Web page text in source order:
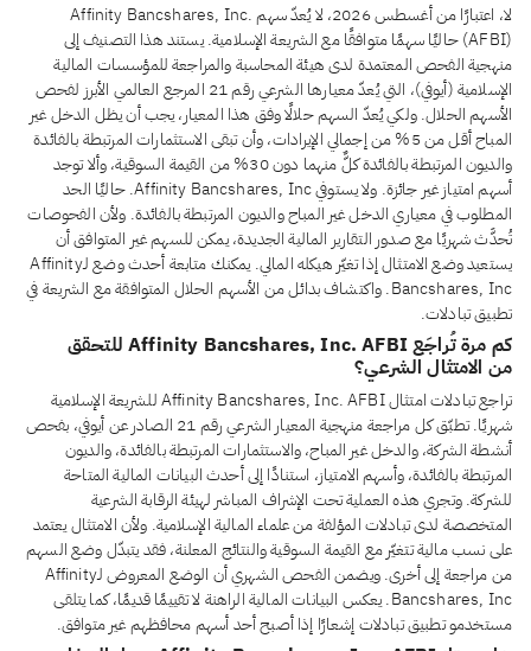
لا، اعتبارًا من أغسطس 2026، لا يُعدّ سهم Affinity Bancshares, Inc.
(AFBI) حاليًا سهمًا متوافقًا مع الشريعة الإسلامية. يستند هذا التصنيف إلى
منهجية الفحص المعتمدة لدى هيئة المحاسبة والمراجعة للمؤسسات المالية
الإسلامية (أيوفي)، التي يُعدّ معيارها الشرعي رقم 21 المرجع العالمي الأبرز لفحص
الأسهم الحلال. ولكي يُعدّ السهم حلالًا وفق هذا المعيار، يجب أن يظل الدخل غير
المباح أقل من 5% من إجمالي الإيرادات، وأن تبقى الاستثمارات المرتبطة بالفائدة
والديون المرتبطة بالفائدة كلٌّ منهما دون 30% من القيمة السوقية، وألا توجد
أسهم امتياز غير جائزة. ولا يستوفي Affinity Bancshares, Inc. حاليًا الحد
المطلوب في معياري الدخل غير المباح والديون المرتبطة بالفائدة. ولأن الفحوصات
تُحدَّث شهريًا مع صدور التقارير المالية الجديدة، يمكن للسهم غير المتوافق أن
يستعيد وضع الامتثال إذا تغيّر هيكله المالي. يمكنك متابعة أحدث وضع لـAffinity
Bancshares, Inc. واكتشاف بدائل من الأسهم الحلال المتوافقة مع الشريعة في
تطبيق تبادلات.
كم مرة تُراجَع Affinity Bancshares, Inc. AFBI للتحقق
من الامتثال الشرعي؟
تراجع تبادلات امتثال Affinity Bancshares, Inc. AFBI للشريعة الإسلامية
شهريًا. تطبّق كل مراجعة منهجية المعيار الشرعي رقم 21 الصادر عن أيوفي، بفحص
أنشطة الشركة، والدخل غير المباح، والاستثمارات المرتبطة بالفائدة، والديون
المرتبطة بالفائدة، وأسهم الامتياز، استنادًا إلى أحدث البيانات المالية المتاحة
للشركة. وتجري هذه العملية تحت الإشراف المباشر لهيئة الرقابة الشرعية
المتخصصة لدى تبادلات المؤلفة من علماء المالية الإسلامية. ولأن الامتثال يعتمد
على نسب مالية تتغيّر مع القيمة السوقية والنتائج المعلنة، فقد يتبدّل وضع السهم
من مراجعة إلى أخرى. ويضمن الفحص الشهري أن الوضع المعروض لـAffinity
Bancshares, Inc. يعكس البيانات المالية الراهنة لا تقييمًا قديمًا، كما يتلقى
مستخدمو تطبيق تبادلات إشعارًا إذا أصبح أحد أسهم محافظهم غير متوافق.